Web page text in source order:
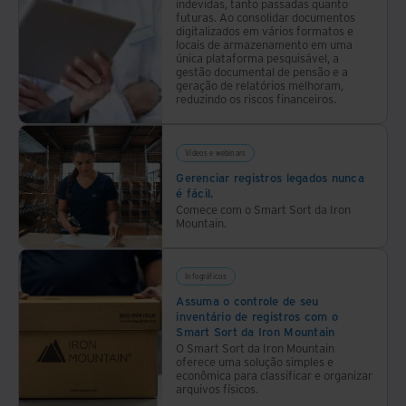
como
construir
uma
base
sólida
o
sucesso.
suas
necessidades
de
gestão
documental.
indevidas, tanto passadas quanto
futuras. Ao consolidar documentos
digitalizados em vários formatos e
locais de armazenamento em uma
única plataforma pesquisável, a
gestão documental de pensão e a
geração de relatórios melhoram,
reduzindo os riscos financeiros.
Vídeos e webinars
Gerenciar registros legados nunca
é fácil.
Comece com o Smart Sort da Iron
Mountain.
Infográficos
Assuma o controle de seu
inventário de registros com o
Smart Sort da Iron Mountain
O Smart Sort da Iron Mountain
oferece uma solução simples e
econômica para classificar e organizar
arquivos físicos.